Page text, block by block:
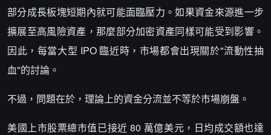
部分成長板塊短期內就可能面臨壓力。如果資金來源進一步
擴展至高風險資產，那麼部分加密資產同樣可能受到影響。
因此，每當大型 IPO 臨近時，市場都會出現關於"流動性抽
血"的討論。
不過，問題在於，理論上的資金分流並不等於市場崩盤。
美國上市股票總市值已接近 80 萬億美元，日均成交額也達